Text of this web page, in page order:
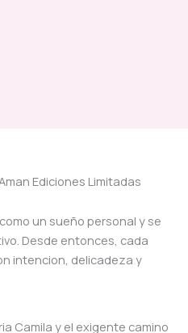
Ediciones Limitadas
un sueño personal y se
Desde entonces, cada
intencion, delicadeza y
Camila y el exigente camino